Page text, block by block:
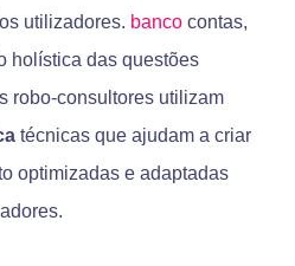
utilizadores. banco contas,
holística das questões
robo-consultores utilizam
técnicas que ajudam a criar
optimizadas e adaptadas